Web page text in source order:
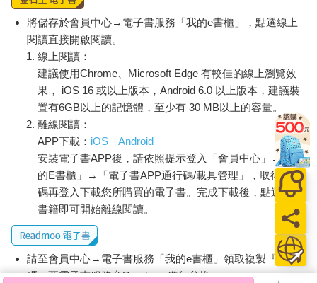
將儲存於會員中心→電子書服務「我的e書櫃」，點選線上
閱讀直接開啟閱讀。
線上閱讀：
建議使用Chrome、Microsoft Edge 有較佳的線上瀏覽效
果， iOS 16 或以上版本，Android 6.0 以上版本，建議裝
置有6GB以上的記憶體，至少有 30 MB以上的容量。
離線閱讀：
APP下載： iOS
Android
安裝電子書APP後，請依照提示登入「會員中心」→「我
的E書櫃」→「電子書APP通行碼/載具管理」，取得通行
碼再登入下載您所購買的電子書。完成下載後，點選任一
書籍即可開始離線閱讀。
請至會員中心→電子書服務「我的e書櫃」領取複製『兌換
碼』至電子書服務商Readmoo進行兌換。